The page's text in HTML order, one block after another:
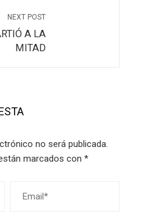
NEXT POST
A LA
MITAD
no será publicada.
marcados con *